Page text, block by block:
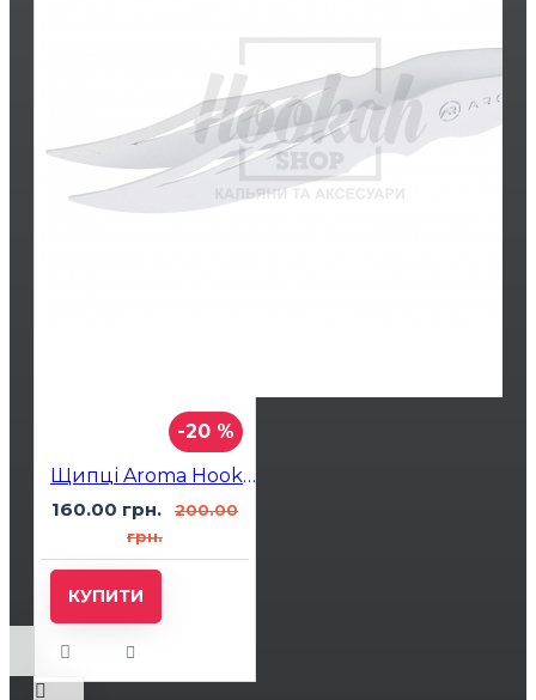
-20 %
Щипці Aroma Hookah X-Ray White
160.00 грн.
200.00
грн.
КУПИТИ